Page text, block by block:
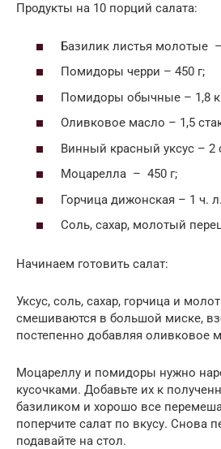
Продукты на 10 порций салата:
Базилик листья молотые –
Помидоры черри – 450 г;
Помидоры обычные – 1,8
Оливковое масло – 1,5
Винный красный уксус – 2
Моцарелла – 450 г;
Горчица дижонская – 1 ч.
Соль, сахар, молотый
Начинаем готовить салат:
Уксус, соль, сахар, горчица и
смешиваются в большой миске,
постепенно добавляя оливковое
Моцареллу и помидоры нужно
кусочками. Добавьте их к
базиликом и хорошо все
поперчите салат по вкусу. Снова
подавайте на стол.